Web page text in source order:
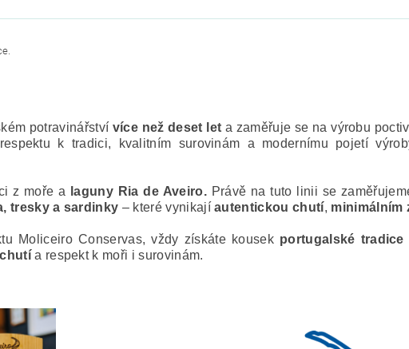
potravinářství více než deset let a zaměřuje se na výrobu
k tradici, kvalitním surovinám a modernímu pojetí
z moře a laguny Ria de Aveiro. Právě na tuto linii se
tresky a sardinky – které vynikajíautentickou chutí, minimálním
Moliceiro Conservas, vždy získáte kousek portugalské tradice
a respekt k moři i surovinám.